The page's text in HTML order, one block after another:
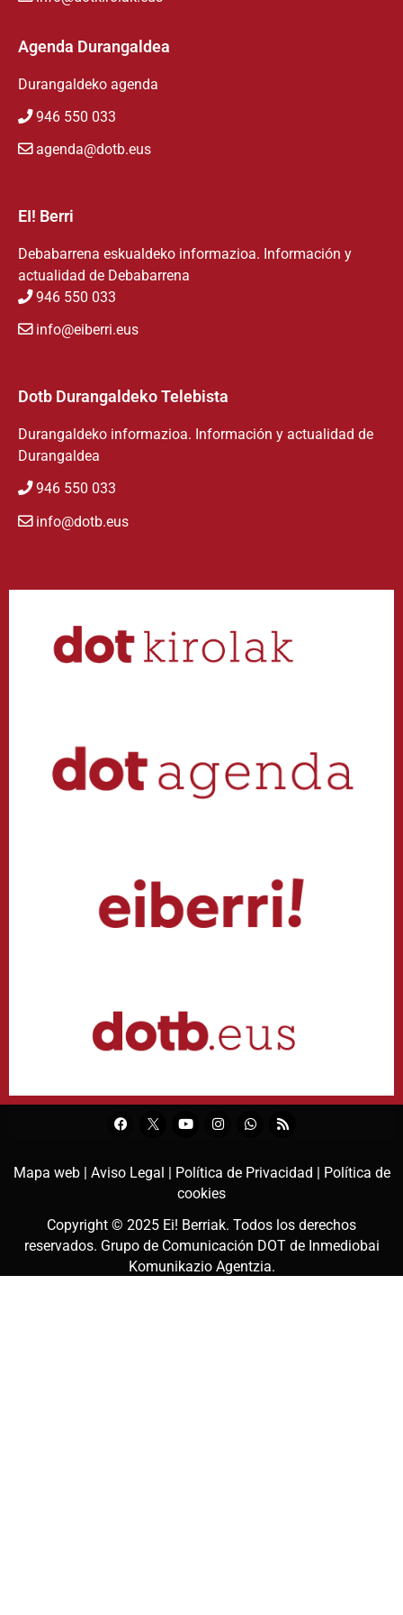
Agenda Durangaldea
Durangaldeko agenda
946 550 033
agenda@dotb.eus
EI! Berri
Debabarrena eskualdeko informazioa. Información y
actualidad de Debabarrena
946 550 033
info@eiberri.eus
Dotb Durangaldeko Telebista
Durangaldeko informazioa. Información y actualidad de
Durangaldea
946 550 033
info@dotb.eus
Mapa web | Aviso Legal | Política de Privacidad | Política de
cookies
Copyright © 2025 Ei! Berriak. Todos los derechos
reservados. Grupo de Comunicación DOT de Inmediobai
Komunikazio Agentzia.